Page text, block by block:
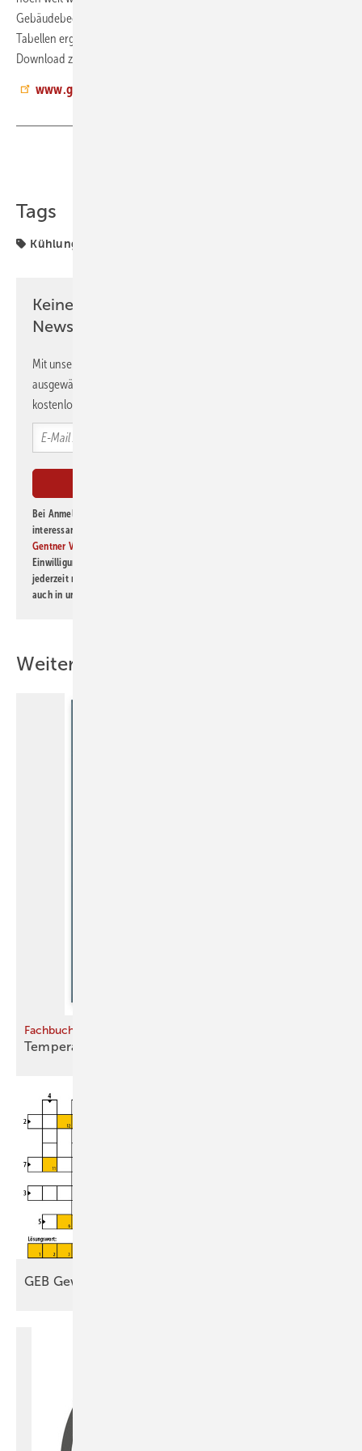
Gebäudebegrünung. Anhand von mehr als 85 Abbildungen und 37
Tabellen ergibt sich eine gute Marktübersicht, die als kostenloser
Download zur Verfügung steht.
www.gebaeudegruen.info
Tags
Kühlung und Klima
Keine Zeit? Kein Problem mit dem GEB
Newsletter!
Mit unserem Newsletter erhalten Sie regelmäßig von uns
ausgewählte Informationen und Neuigkeiten, gebündelt und
kostenlos direkt ins Postfach.
Bei Anmeldung zu diesem Newsletter bin ich damit einverstanden, über
interessante Verlags- und Online-Angebote
Gentner Verlag GmbH & Co. KG
Einwilligung kann ich jederzeit widerrufen und eine Abmeldung ist
jederzeit möglich. Informationen zum Umgang mit Daten finden Sie
auch in unserer
Weitere Inhalte
Fachbuch
Temperatur mit Gebäudemassen
GEB Gewinnspiel